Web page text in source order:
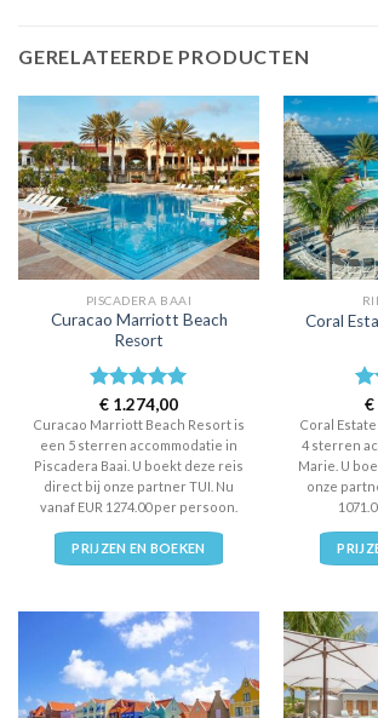
GERELATEERDE PRODUCTEN
PISCADERA BAAI
Curacao Marriott Beach
Resort
Waardering
5uit 5
€ 1.274,00
Curacao Marriott Beach Resort is
een 5 sterren accommodatie in
Piscadera Baai. U boekt deze reis
direct bij onze partner TUI. Nu
vanaf EUR 1274.00 per persoon.
PRIJZEN EN BOEKEN
Coral
4
€
Coral
4 sterren
Marie. U
onze